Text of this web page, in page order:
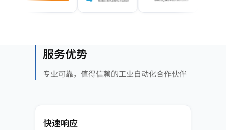
服务优势
专业可靠，值得信赖的工业自动化合作伙伴
快速响应